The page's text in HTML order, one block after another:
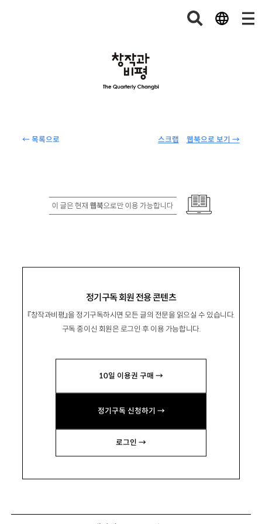
← 목록으로 웹북으로 보기 →
스크랩
정기구독 회원 전용 콘텐츠
『창작과비평』을 정기구독하시면 모든 글의 전문을 읽으실 수 있습니다.
구독 중이신 회원은 로그인 후 이용 가능합니다.
10일 이용권 구매 →
정기구독 신청하기 →
로그인 →